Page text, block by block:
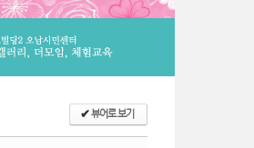
✔뷰어로 보기